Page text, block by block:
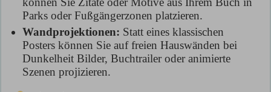
Parks oder Fußgängerzonen platzieren.
Wandprojektionen: Statt eines klassischen
Posters können Sie auf freien Hauswänden bei
Dunkelheit Bilder, Buchtrailer oder animierte
Szenen projizieren.